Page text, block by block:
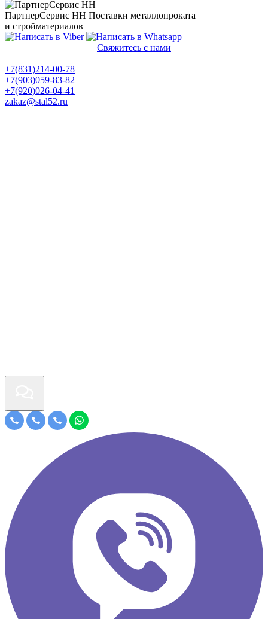
ПартнерСервис НН Поставки металлопроката
и стройматериалов
Свяжитесь с нами
+7(831)214-00-78
+7(903)059-83-82
+7(920)026-04-41
zakaz@stal52.ru